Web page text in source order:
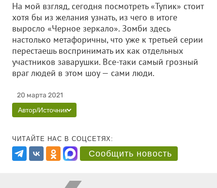
На мой взгляд, сегодня посмотреть «Тупик» стоит
хотя бы из желания узнать, из чего в итоге
выросло «Черное зеркало». Зомби здесь
настолько метафоричны, что уже к третьей серии
перестаешь воспринимать их как отдельных
участников заварушки. Все-таки самый грозный
враг людей в этом шоу — сами люди.
20 марта 2021
Автор/Источник
ЧИТАЙТЕ НАС В СОЦСЕТЯХ:
Сообщить новость